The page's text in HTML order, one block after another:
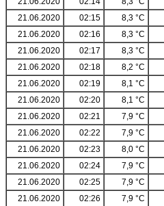
21.06.2020
02:15 8,3 °C
21.06.2020
02:16 8,3 °C
21.06.2020
02:17 8,3 °C
21.06.2020
02:18 8,2 °C
21.06.2020
02:19 8,1 °C
21.06.2020
02:20 8,1 °C
21.06.2020
02:21 7,9 °C
21.06.2020
02:22 7,9 °C
21.06.2020
02:23 8,0 °C
21.06.2020
02:24 7,9 °C
21.06.2020
02:25 7,9 °C
21.06.2020
02:26 7,9 °C